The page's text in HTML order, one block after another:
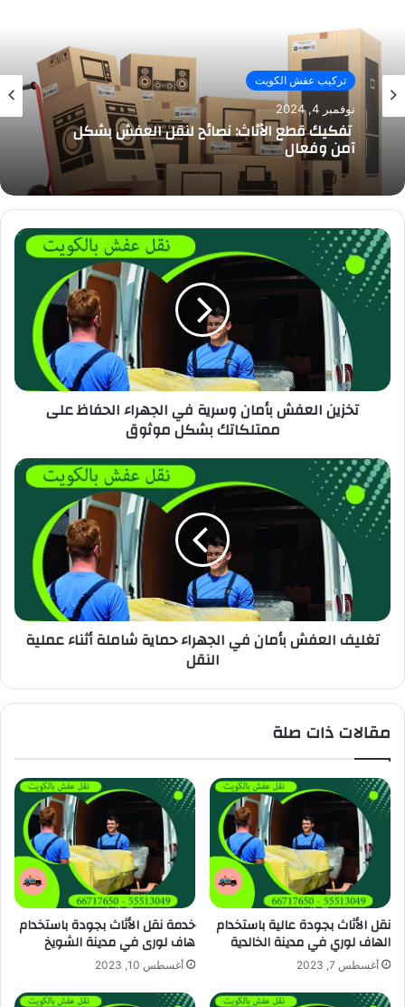
تركيب عفش الكويت
نوفمبر 4, 2024
تفكيك قطع الأثاث: نصائح لنقل العفش بشكل
آمن وفعال
تخزين العفش بأمان وسرية في الجهراء الحفاظ على
ممتلكاتك بشكل موثوق
تغليف العفش بأمان في الجهراء حماية شاملة أثناء عملية
النقل
مقالات ذات صلة
نقل الأثاث بجودة عالية باستخدام
الهاف لوري في مدينة الخالدية
أغسطس 7, 2023
خدمة نقل الأثاث بجودة باستخدام
هاف لورى في مدينة الشويخ
أغسطس 10, 2023